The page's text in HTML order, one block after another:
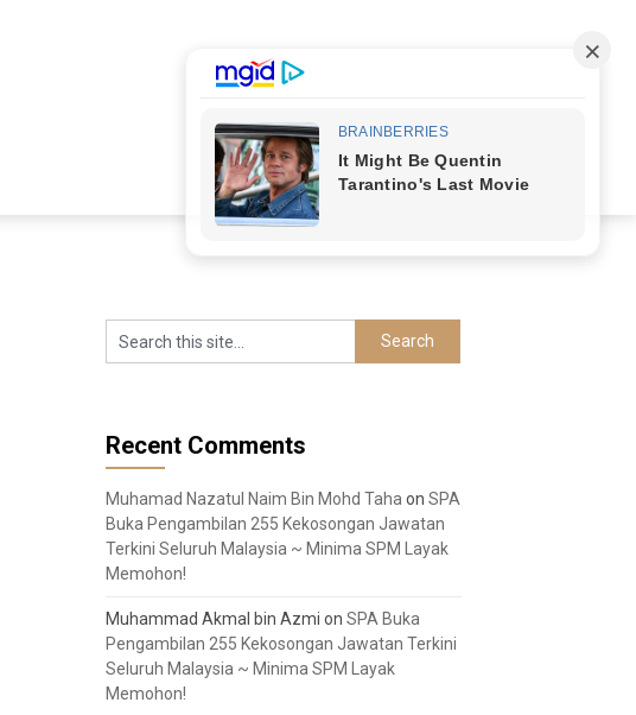
Recent Comments
Muhamad Nazatul Naim Bin Mohd Taha on SPA
Buka Pengambilan 255 Kekosongan Jawatan
Terkini Seluruh Malaysia ~ Minima SPM Layak
Memohon!
Muhammad Akmal bin Azmi on SPA Buka
Pengambilan 255 Kekosongan Jawatan Terkini
Seluruh Malaysia ~ Minima SPM Layak
Memohon!